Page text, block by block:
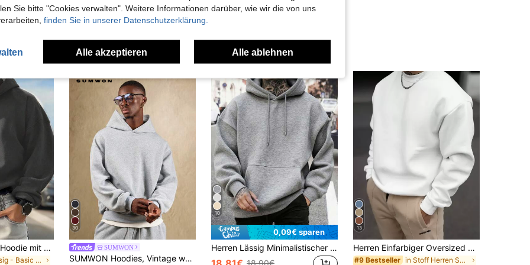
Angeschaut
Herren einfarbiger Hoodie mit Drop-Shoulder, langen Ärmeln, Kordelzug und Tasche, lässig, Herbst/Winter, Schulanfang
in Lässig - Basic Herren Hoodies
30
SUMWON
SUMWON Hoodies, Vintage weiter Rundhals Sweatshirt - Braun, perfekt für lässige Anlässe, ein Must-Have, Feiertage, Luxusmarke, ideal für Sommer- und Herbstoutfits
10
0,09€ sparen
Herren Lässig Minimalistischer einfarbiger Kapuzenpullover mit Kängurutasche und Kordelzug, geeignet für den täglichen Gebrauch, Herbst/Winter
18,90€
13
Herren Einfarbiger Oversized Sweatshirt, für den Herbst, Langarm Oberteil
#9 Bestseller in Stoff Herren Sweatshirts
Sie bitte "Cookies verwalten". Weitere Informationen darüber, wie wir die von uns
finden Sie in unserer Datenschutzerklärung.
Alle akzeptieren Alle ablehnen